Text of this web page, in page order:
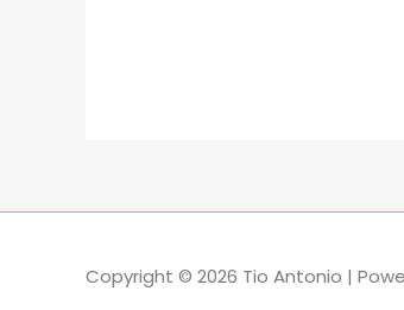
Copyright © 2026 Tio Antonio |